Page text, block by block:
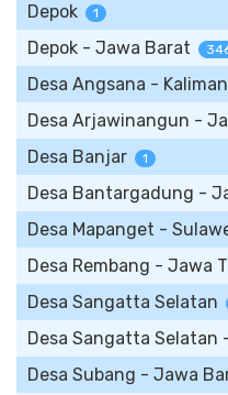
Depok 1
Depok - Jawa Barat
Desa Angsana -
Desa Arjawinangun -
Desa Banjar 1
Desa Bantargadung -
Desa Mapanget -
Desa Rembang - Jawa
Desa Sangatta Selatan
Desa Sangatta Selatan
Desa Subang - Jawa